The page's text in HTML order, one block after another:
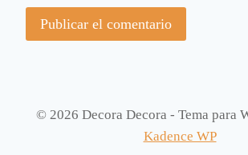
© 2026 Decora Decora - Tema para
Kadence WP